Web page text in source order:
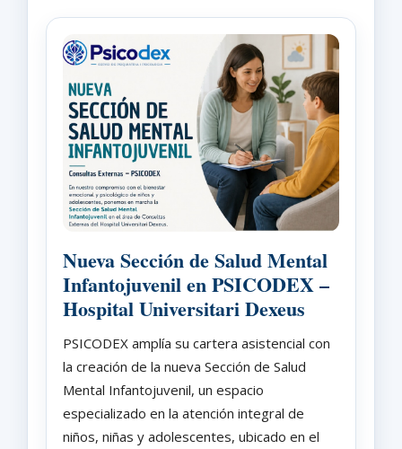
Nueva Sección de Salud Mental
Infantojuvenil en PSICODEX –
Hospital Universitari Dexeus
PSICODEX amplía su cartera asistencial con
la creación de la nueva Sección de Salud
Mental Infantojuvenil, un espacio
especializado en la atención integral de
niños, niñas y adolescentes, ubicado en el